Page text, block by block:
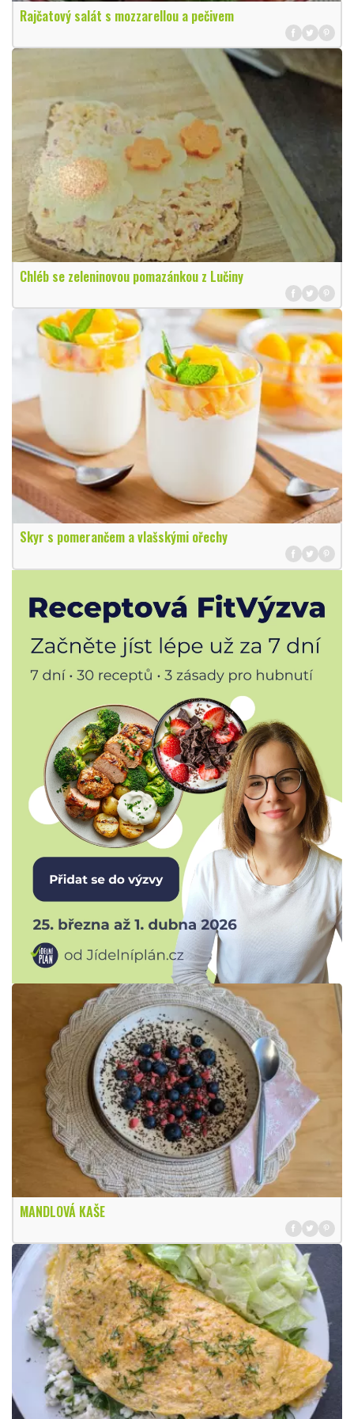
Rajčatový salát s mozzarellou a pečivem
Chléb se zeleninovou pomazánkou z Lučiny
Skyr s pomerančem a vlašskými ořechy
MANDLOVÁ KAŠE